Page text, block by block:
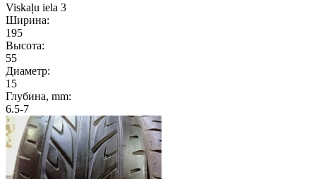
Viskaļu iela 3
Ширина:
195
Высота:
55
Диаметр:
15
Глубина, mm:
6.5-7